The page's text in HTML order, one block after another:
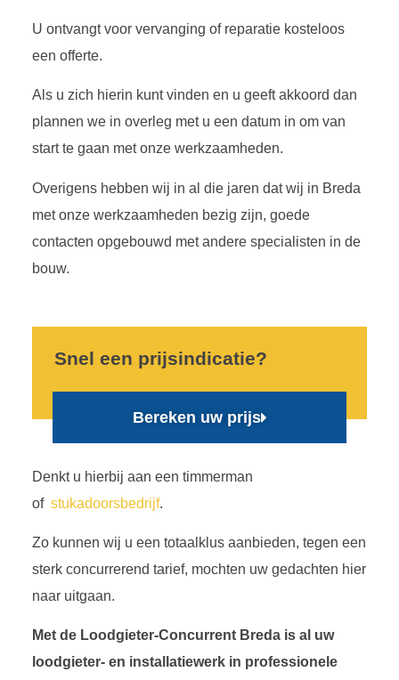
U ontvangt voor vervanging of reparatie kosteloos
een offerte.
Als u zich hierin kunt vinden en u geeft akkoord dan
plannen we in overleg met u een datum in om van
start te gaan met onze werkzaamheden.
Overigens hebben wij in al die jaren dat wij in Breda
met onze werkzaamheden bezig zijn, goede
contacten opgebouwd met andere specialisten in de
bouw.
Snel een prijsindicatie?
Bereken uw prijs
Denkt u hierbij aan een timmerman
of stukadoorsbedrijf.
Zo kunnen wij u een totaalklus aanbieden, tegen een
sterk concurrerend tarief, mochten uw gedachten hier
naar uitgaan.
Met de Loodgieter-Concurrent Breda is al uw
loodgieter- en installatiewerk in professionele